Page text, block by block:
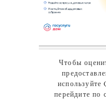
Чтобы
используйте
перейдите по